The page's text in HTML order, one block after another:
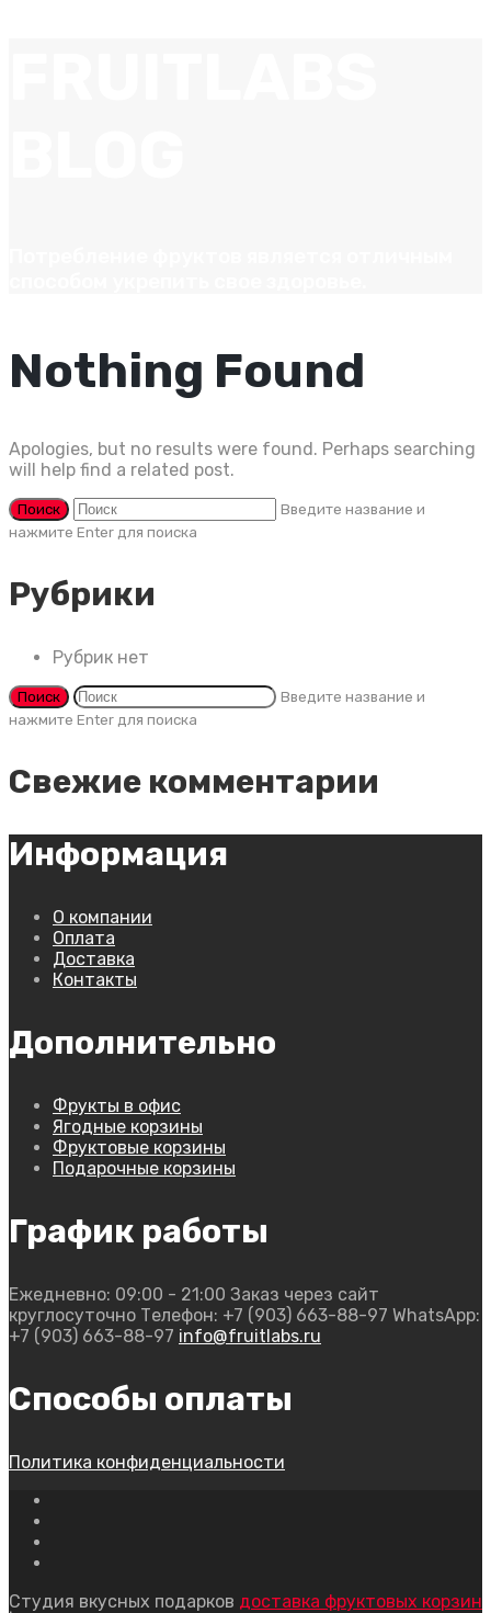
Nothing Found
Apologies, but no results were found. Perhaps searching
will help find a related post.
Введите название и
нажмите Enter для поиска
Рубрики
Рубрик нет
Введите название и
нажмите Enter для поиска
Свежие комментарии
Информация
О компании
Оплата
Доставка
Контакты
Дополнительно
Фрукты в офис
Ягодные корзины
Фруктовые корзины
Подарочные корзины
График работы
Ежедневно: 09:00 - 21:00 Заказ через сайт
круглосуточно Телефон: +7 (903) 663-88-97 WhatsApp:
+7 (903) 663-88-97 info@fruitlabs.ru
Способы оплаты
Политика конфиденциальности
Студия вкусных подарков доставка фруктовых корзин